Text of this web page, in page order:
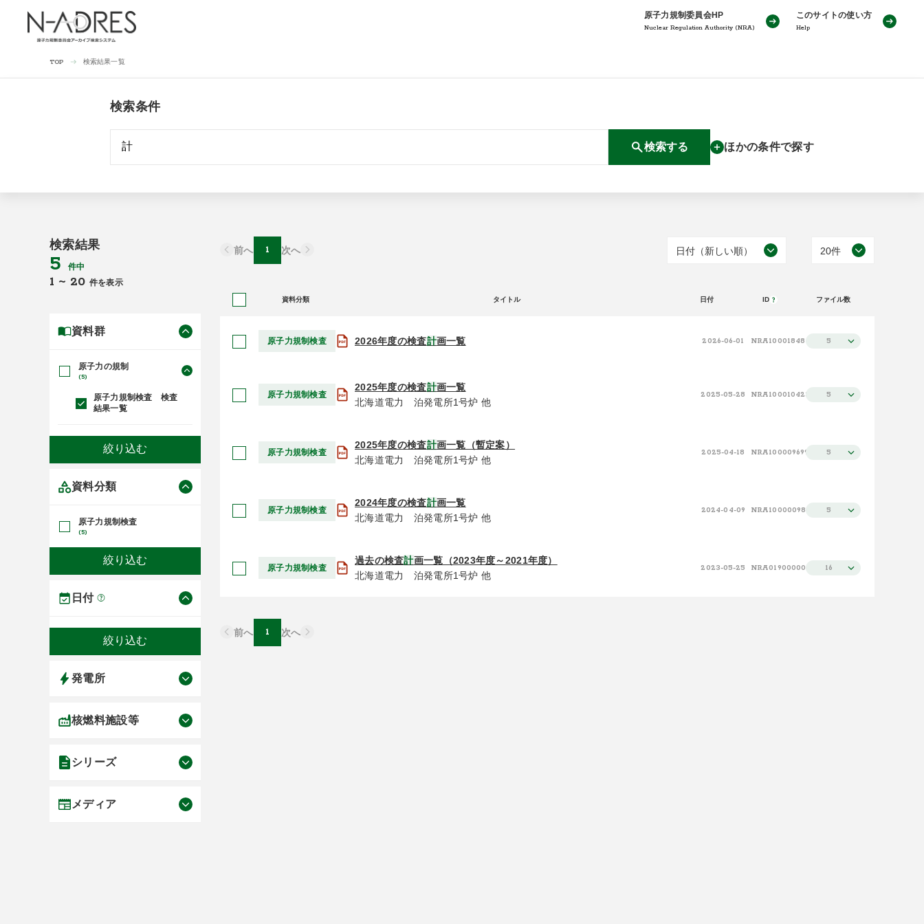
原子力規制委員会HP
Nuclear Regulation Authority (NRA)
このサイトの使い方
Help
TOP 検索結果一覧
検索条件
検索する ほかの条件で探す
検索結果
5 件中
1 ~ 20 件を表示
資料群
原子力の規制
(5)
原子力規制検査 検査
結果一覧
資料分類
原子力規制検査
(5)
日付
発電所
核燃料施設等
シリーズ
メディア
前へ 1 次へ 日付（新しい順）
日付（新しい順）
20件
50件
資料分類 タイトル 日付 ID ファイル数
原子力規制検査 2026年度の検査計画一覧 2026-06-01 NRA100018484 5
原子力規制検査
2025年度の検査計画一覧
北海道電力 泊発電所1号炉 他
2025-05-28 NRA100010423 5
原子力規制検査
2025年度の検査計画一覧（暫定案）
北海道電力 泊発電所1号炉 他
2025-04-18 NRA100009699 5
原子力規制検査
2024年度の検査計画一覧
北海道電力 泊発電所1号炉 他
2024-04-09 NRA100000984 5
原子力規制検査
過去の検査計画一覧（2023年度～2021年度）
北海道電力 泊発電所1号炉 他
2023-05-25 NRA019000001 16
前へ 1 次へ